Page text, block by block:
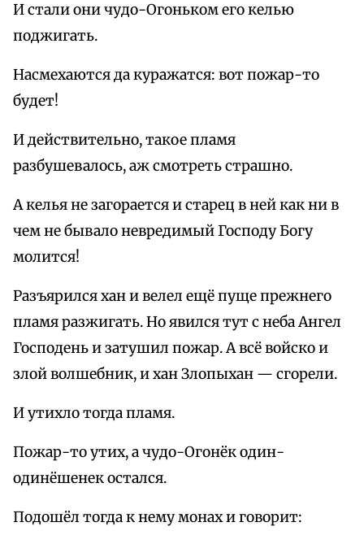
И стали они чудо-Огоньком его келью
поджигать.
Насмехаются да куражатся: вот пожар-то
будет!
И действительно, такое пламя
разбушевалось, аж смотреть страшно.
А келья не загорается и старец в ней как ни в
чем не бывало невредимый Господу Богу
молится!
Разъярился хан и велел ещё пуще прежнего
пламя разжигать. Но явился тут с неба Ангел
Господень и затушил пожар. А всё войско и
злой волшебник, и хан Злопыхан — сгорели.
И утихло тогда пламя.
Пожар-то утих, а чудо-Огонёк один-
одинёшенек остался.
Подошёл тогда к нему монах и говорит: